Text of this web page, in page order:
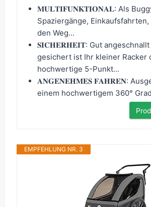
𝐌𝐔𝐋𝐓𝐈𝐅𝐔𝐍𝐊𝐓𝐈𝐎𝐍𝐀𝐋: Als
Spaziergänge, Einkaufsfahrten,
den Weg...
𝐒𝐈𝐂𝐇𝐄𝐑𝐇𝐄𝐈𝐓: Gut angeschnallt
gesichert ist Ihr kleiner Racker
hochwertige 5-Punkt...
𝐀𝐍𝐆𝐄𝐍𝐄𝐇𝐌𝐄𝐒 𝐅𝐀𝐇𝐑𝐄𝐍:
einem hochwertigem 360°
EMPFEHLUNG NR. 3